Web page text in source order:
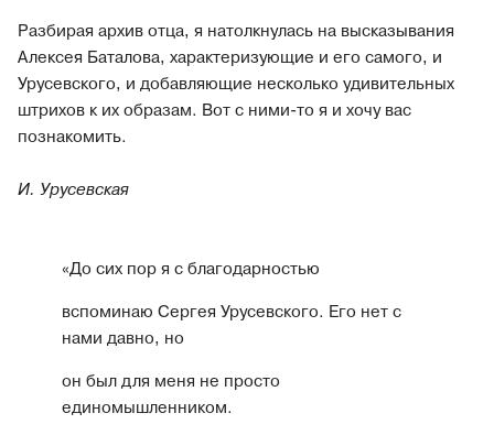
Разбирая архив отца, я натолкнулась на высказывания
Алексея Баталова, характеризующие и его самого, и
Урусевского, и добавляющие несколько удивительных
штрихов к их образам. Вот с ними-то я и хочу вас
познакомить.
И. Урусевская
«До сих пор я с благодарностью
вспоминаю Сергея Урусевского. Его нет с
нами давно, но
он был для меня не просто
единомышленником.